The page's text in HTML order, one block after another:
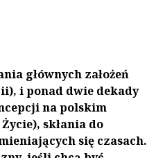
głównych założeń
i ponad dwie dekady
na polskim
skłania do
się czasach.